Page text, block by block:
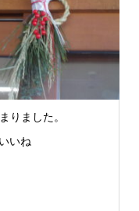
りました。